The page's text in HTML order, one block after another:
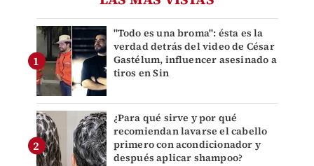
"Todo es una broma": ésta es la
verdad detrás del video de César
Gastélum, influencer asesinado a
tiros en Sin
¿Para qué sirve y por qué
recomiendan lavarse el cabello
primero con acondicionador y
después aplicar shampoo?